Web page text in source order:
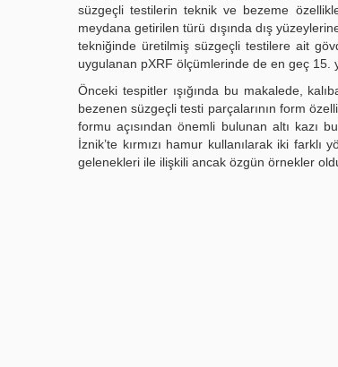
süzgeçli testilerin teknik ve bezeme
meydana getirilen türü dışında dış
tekniğinde üretilmiş süzgeçli testilere ait
uygulanan pXRF ölçümlerinde de en geç 15.
Önceki tespitler ışığında bu makalede,
bezenen süzgeçli testi parçalarının form
formu açısından önemli bulunan altı kazı
İznik’te kırmızı hamur kullanılarak iki
gelenekleri ile ilişkili ancak özgün örnekler